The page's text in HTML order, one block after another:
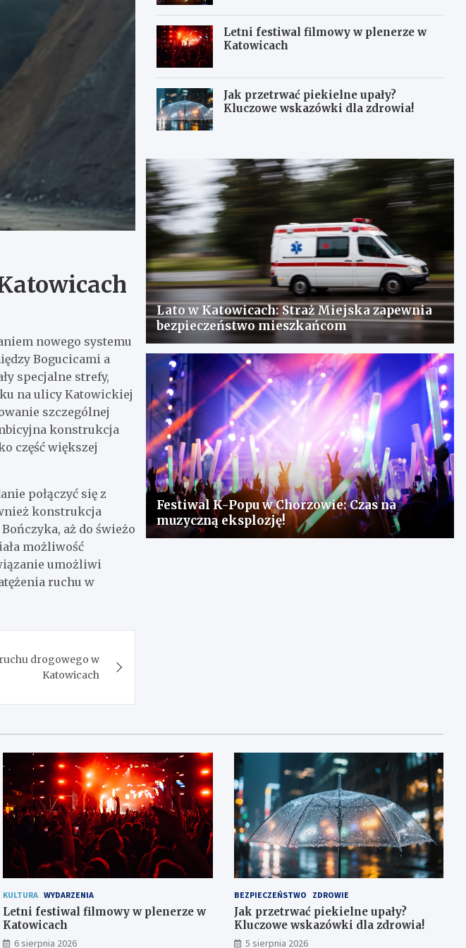
nowego systemu
Bogucicami a
specjalne strefy,
na ulicy Katowickiej
szczególnej
konstrukcja
część większej
połączyć się z
konstrukcja
aż do świeżo
możliwość
umożliwi
ruchu w
drogowego w
Katowicach
Letni festiwal filmowy w plenerze w
Katowicach
Jak przetrwać piekielne upały?
Kluczowe wskazówki dla zdrowia!
Lato w Katowicach: Straż Miejska zapewnia
bezpieczeństwo mieszkańcom
Festiwal K-Popu w Chorzowie: Czas na
muzyczną eksplozję!
KULTURA WYDARZENIA
Letni festiwal filmowy w plenerze w
Katowicach
6 sierpnia 2026
BEZPIECZEŃSTWO ZDROWIE
Jak przetrwać piekielne upały?
Kluczowe wskazówki dla zdrowia!
5 sierpnia 2026